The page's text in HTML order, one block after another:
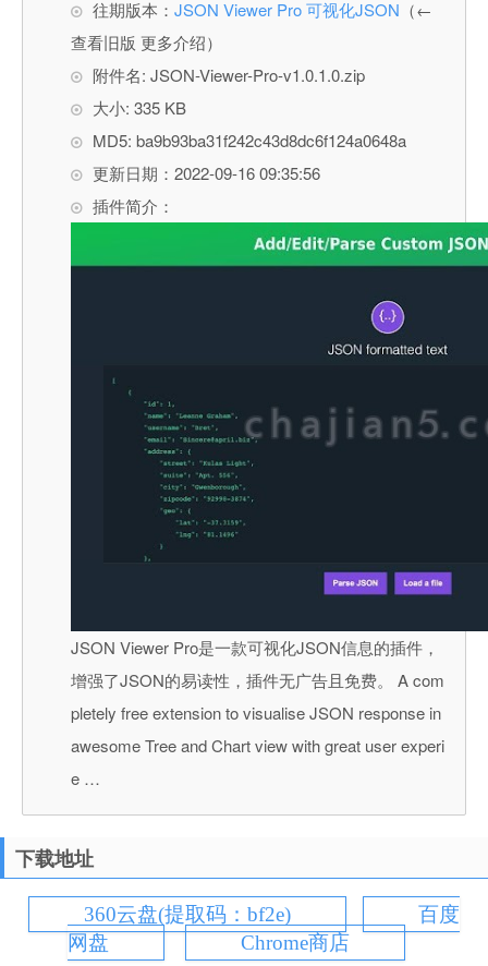
往期版本： JSON Viewer Pro 可视化JSON （←
查看旧版 更多介绍）
附件名: JSON-Viewer-Pro-v1.0.1.0.zip
大小: 335 KB
MD5: ba9b93ba31f242c43d8dc6f124a0648a
更新日期：2022-09-16 09:35:56
插件简介：
JSON Viewer Pro是一款可视化JSON信息的插件，
增强了JSON的易读性，插件无广告且免费。 A com
pletely free extension to visualise JSON response in
awesome Tree and Chart view with great user experi
e …
下载地址
360云盘(提取码：bf2e)
百度
网盘
Chrome商店